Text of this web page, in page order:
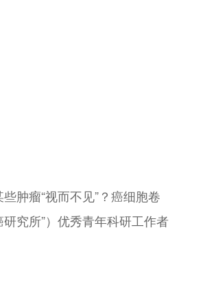
肿瘤“视而不见”？癌细胞卷
究所”）优秀青年科研工作者